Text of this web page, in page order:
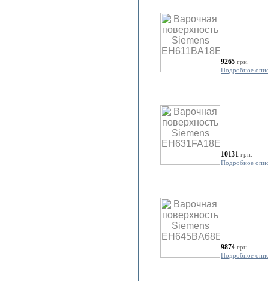
9265 грн.
Подробное
10131 грн.
Подробное
9874 грн.
Подробное